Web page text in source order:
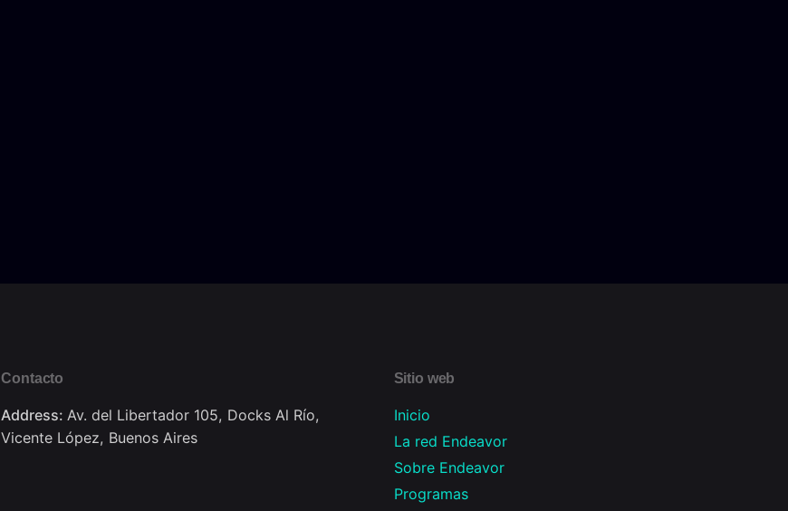
Contacto
Address: Av. del Libertador 105, Docks Al Río,
Vicente López, Buenos Aires
Sitio web
Inicio
La red Endeavor
Sobre Endeavor
Programas